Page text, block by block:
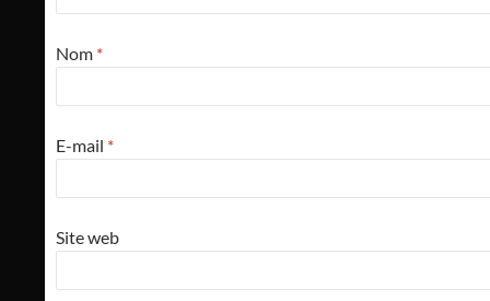
Nom *
E-mail *
Site web